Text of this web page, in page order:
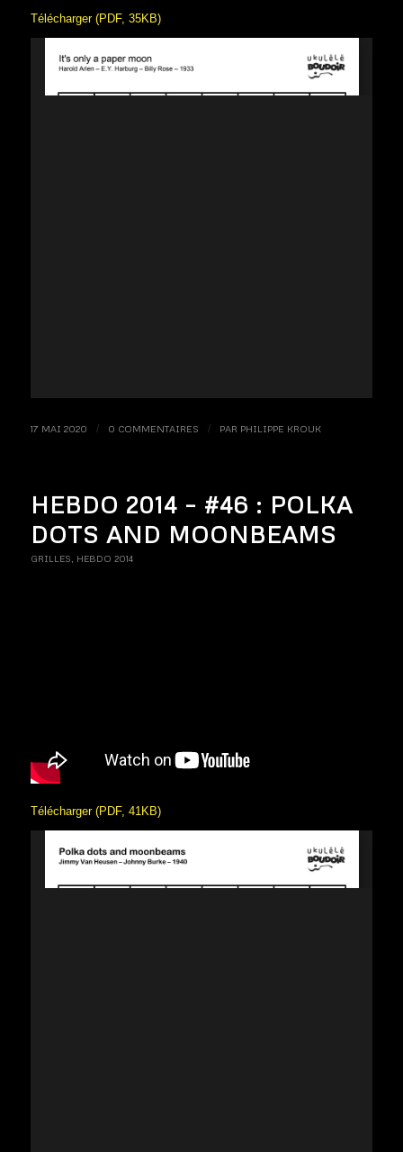
Télécharger (PDF, 35KB)
17 MAI 2020 / 0 COMMENTAIRES / PAR PHILIPPE KROUK
HEBDO 2014 – #46 : POLKA
DOTS AND MOONBEAMS
GRILLES HEBDO 2014
Télécharger (PDF, 41KB)